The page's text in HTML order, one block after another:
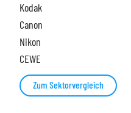
Kodak
Canon
Nikon
CEWE
Zum Sektorvergleich